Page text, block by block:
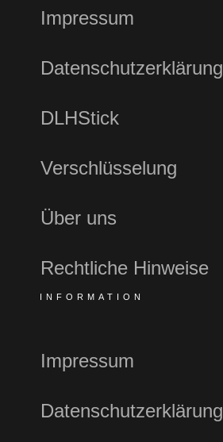
Impressum
Datenschutzerklärung
DLHStick
Verschlüsselung
Über uns
Rechtliche Hinweise
INFORMATION
Impressum
Datenschutzerklärung